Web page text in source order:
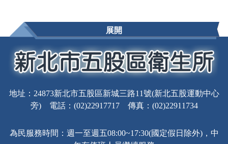
展開
地址：24873新北市五股區新城三路11號(新北五股運動中心
旁) 電話：(02)22917717 傳真：(02)22911734
為民服務時間：週一至週五08:00~17:30(國定假日除外)，中